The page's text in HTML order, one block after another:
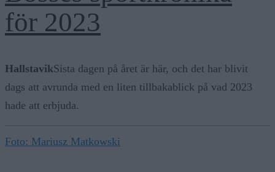
för 2023
HallstavikSista dagen på året är här, och det har blivit
dags att avrunda med en liten tillbakablick på vad 2023
hade att erbjuda.
Foto: Mariusz Matkowski